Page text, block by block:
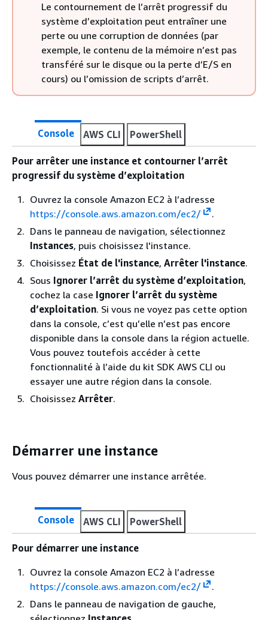
Le contournement de l’arrêt progressif du
système d’exploitation peut entraîner une
perte ou une corruption de données (par
exemple, le contenu de la mémoire n’est pas
transféré sur le disque ou la perte d’E/S en
cours) ou l’omission de scripts d’arrêt.
Console AWS CLI PowerShell
Pour arrêter une instance et contourner l’arrêt
progressif du système d’exploitation
Ouvrez la console Amazon EC2 à l’adresse
https://console.aws.amazon.com/ec2/
.
Dans le panneau de navigation, sélectionnez
Instances, puis choisissez l'instance.
Choisissez État de l'instance, Arrêter l'instance.
Sous Ignorer l’arrêt du système d’exploitation,
cochez la case Ignorer l’arrêt du système
d’exploitation. Si vous ne voyez pas cette option
dans la console, c’est qu’elle n’est pas encore
disponible dans la console dans la région actuelle.
Vous pouvez toutefois accéder à cette
fonctionnalité à l’aide du kit SDK AWS CLI ou
essayer une autre région dans la console.
Choisissez Arrêter.
Démarrer une instance
Vous pouvez démarrer une instance arrêtée.
Console AWS CLI PowerShell
Pour démarrer une instance
Ouvrez la console Amazon EC2 à l’adresse
https://console.aws.amazon.com/ec2/
.
Dans le panneau de navigation de gauche,